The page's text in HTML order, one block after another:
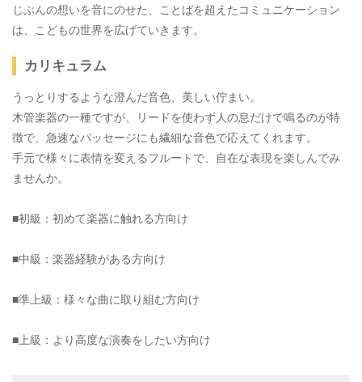
じぶんの想いを音にのせた、ことばを超えたコミュニケーション
は、こどもの世界を広げていきます。
カリキュラム
うっとりするような澄んだ音色、美しい佇まい。
木管楽器の一種ですが、リードを使わず人の息だけで鳴るのが特
徴で、急速なパッセージにも繊細な音色で応えてくれます。
手元で様々に表情を変えるフルートで、自在な表現を楽しんでみ
ませんか。
■初級：初めて楽器に触れる方向け
■中級：楽器経験がある方向け
■準上級：様々な曲に取り組む方向け
■上級：より高度な演奏をしたい方向け